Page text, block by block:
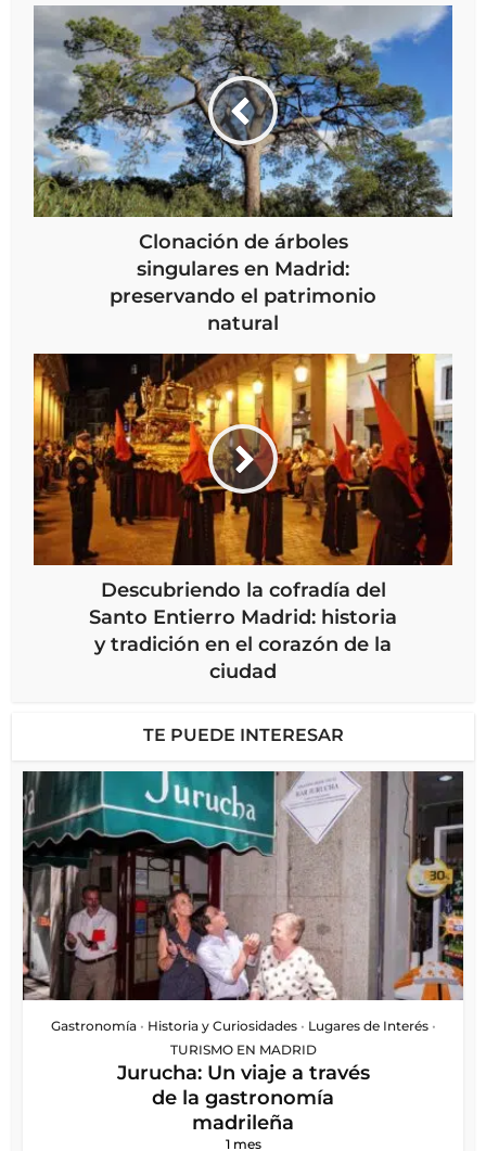
Clonación de árboles
singulares en Madrid:
preservando el patrimonio
natural
Descubriendo la cofradía del
Santo Entierro Madrid: historia
y tradición en el corazón de la
ciudad
TE PUEDE INTERESAR
Gastronomía • Historia y Curiosidades • Lugares de Interés •
TURISMO EN MADRID
Jurucha: Un viaje a través
de la gastronomía
madrileña
1 mes